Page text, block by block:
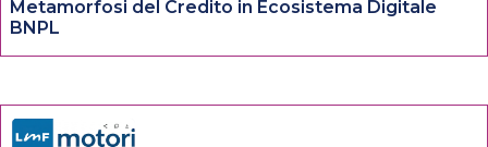
Metamorfosi del Credito in Ecosistema Digitale
BNPL